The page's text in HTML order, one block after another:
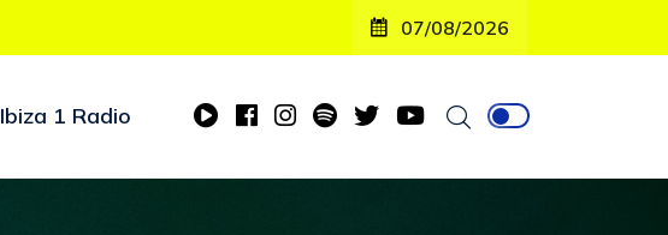
07/08/2026
Ibiza 1 Radio